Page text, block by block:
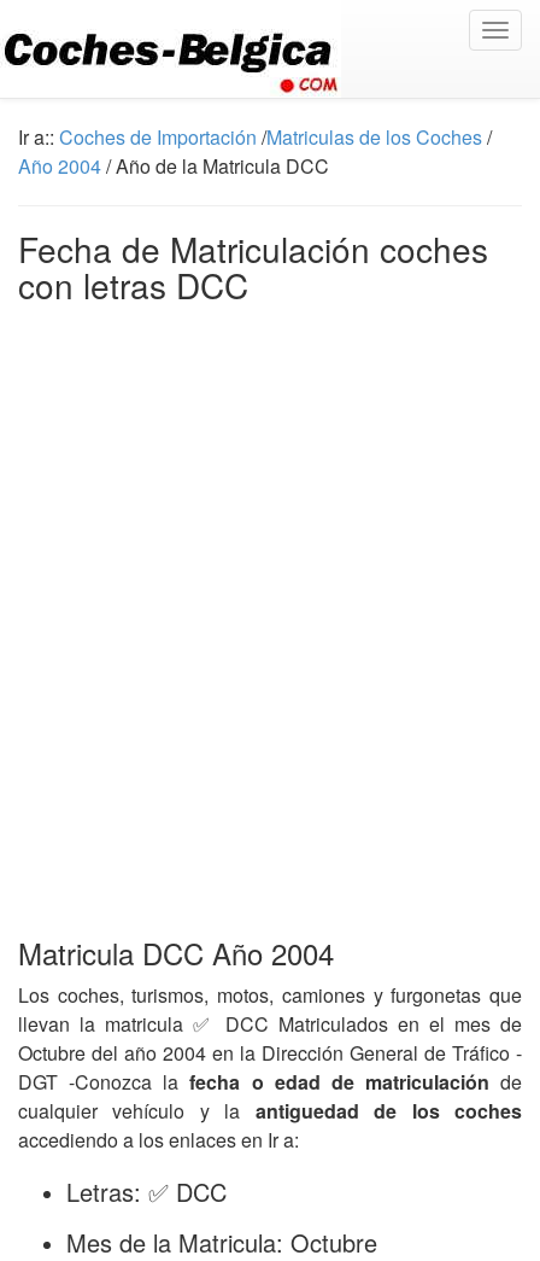
Ir a:: Coches de Importación /Matriculas de los Coches/
Año 2004/ Año de la Matricula DCC
Fecha de Matriculación coches
con letras DCC
Matricula DCC Año 2004
Los coches, turismos, motos, camiones y furgonetas que
llevan la matricula ✅ DCC Matriculados en el mes de
Octubre del año 2004 en la Dirección General de Tráfico -
DGT -Conozca lafecha o edad de matriculación de
cualquier vehículo y la antiguedad de los coches
accediendo a los enlaces en Ir a:
Letras: ✅ DCC
Mes de la Matricula: Octubre